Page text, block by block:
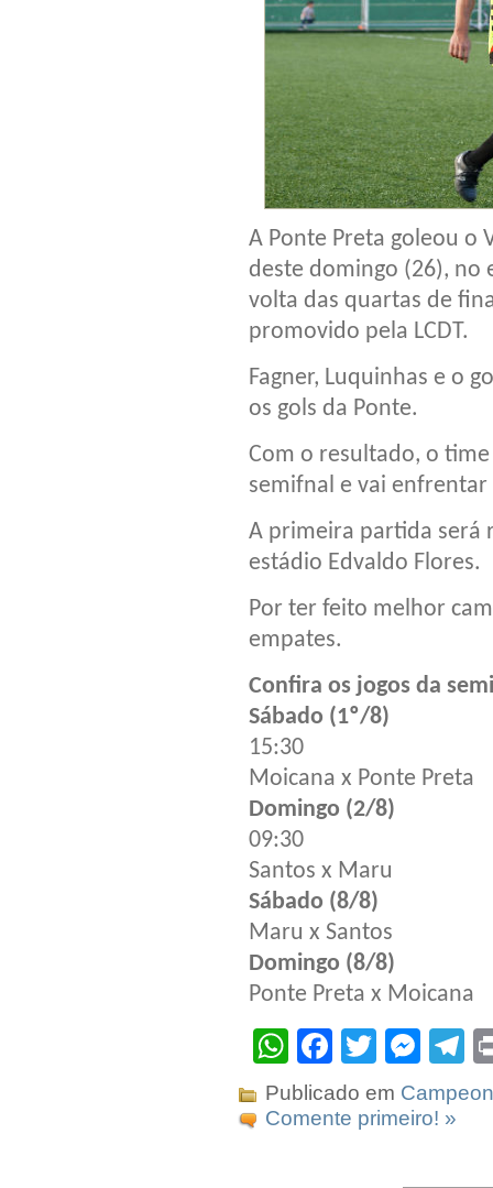
A Ponte Preta goleou o
deste domingo (26), no
volta das quartas de
promovido pela LCDT.
Fagner, Luquinhas e o
os gols da Ponte.
Com o resultado, o
semifnal e vai
A primeira partida será
estádio Edvaldo Flores.
Por ter feito melhor
empates.
Confira os jogos da
Sábado (1º/8)
15:30
Moicana x Ponte Preta
Domingo (2/8)
09:30
Santos x Maru
Sábado (8/8)
Maru x Santos
Domingo (8/8)
Ponte Preta x Moicana
WhatsApp
Facebook
Twitter
Publicado em
Comente primeiro! »